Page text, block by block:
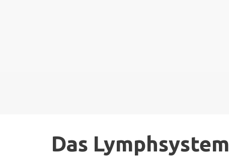
Das Lymphsystem